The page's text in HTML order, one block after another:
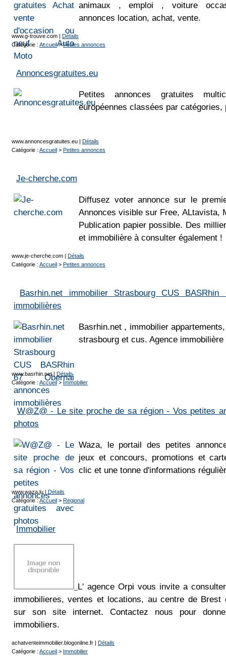
animaux , emploi , voiture
annonces location, achat, vente.
www.g-trouve.com | Détails
Catégorie : Accueil>Petites annonces
Annoncesgratuites.eu
Petites annonces gratuites
européennes classées par catégories,
www.annoncesgratuites.eu | Détails
Catégorie : Accueil > Petites annonces
Je-cherche.com
Diffusez voter annonce sur le
Annonces visible sur Free, ALtavista,
Publication papier possible. Des
et immobilière à consulter également !
www.je-cherche.com | Détails
Catégorie : Accueil > Petites annonces
Basrhin.net immobilier Strasbourg CUS BASRhin
immobilières
Basrhin.net , immobilier
strasbourg et cus. Agence immobilière
www.basrhin.net| Détails
Catégorie : Accueil> Immobilier
W@Z@ - Le site proche de sa région - Vos petites
photos
Waza, le portail des petites
jeux et concours, promotions et
clic et une tonne d'informations
www.waza.lu | Détails
Catégorie :Accueil > Regional
Immobilier
L' agence Orpi vous invite a
immobilieres, ventes et locations, au centre de Brest
sur son site internet. Contactez nous pour
immobiliers.
achatventeimmobilier.blogonline.fr | Détails
Catégorie : Accueil > Immobilier